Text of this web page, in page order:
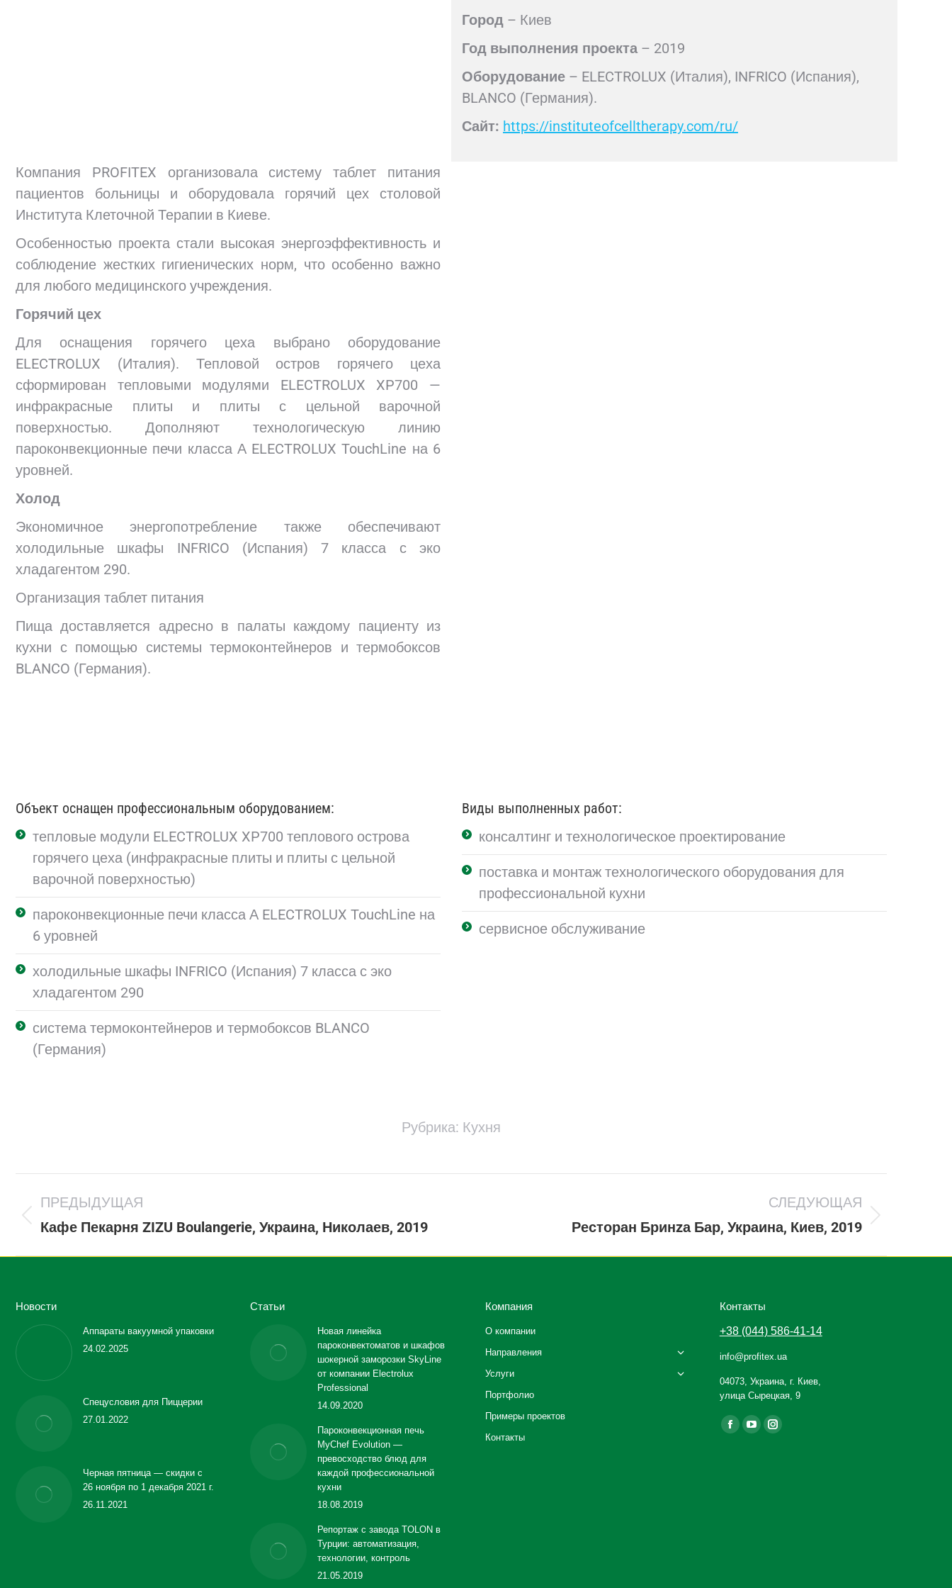
Город – Киев
Год выполнения проекта – 2019
Оборудование – ELECTROLUX (Италия), INFRICO (Испания),
BLANCO (Германия).
Сайт: https://instituteofcelltherapy.com/ru/
Компания PROFITEX организовала систему таблет питания
пациентов больницы и оборудовала горячий цех столовой
Института Клеточной Терапии в Киеве.
Особенностью проекта стали высокая энергоэффективность и
соблюдение жестких гигиенических норм, что особенно важно
для любого медицинского учреждения.
Горячий цех
Для оснащения горячего цеха выбрано оборудование
ELECTROLUX (Италия). Тепловой остров горячего цеха
сформирован тепловыми модулями ELECTROLUX XP700 —
инфракрасные плиты и плиты с цельной варочной
поверхностью. Дополняют технологическую линию
пароконвекционные печи класса А ELECTROLUX TouchLine на 6
уровней.
Холод
Экономичное энергопотребление также обеспечивают
холодильные шкафы INFRICO (Испания) 7 класса с эко
хладагентом 290.
Организация таблет питания
Пища доставляется адресно в палаты каждому пациенту из
кухни с помощью системы термоконтейнеров и термобоксов
BLANCO (Германия).
Объект оснащен профессиональным оборудованием:
тепловые модули ELECTROLUX XP700 теплового острова
горячего цеха (инфракрасные плиты и плиты с цельной
варочной поверхностью)
пароконвекционные печи класса А ELECTROLUX TouchLine на
6 уровней
холодильные шкафы INFRICO (Испания) 7 класса с эко
хладагентом 290
система термоконтейнеров и термобоксов BLANCO
(Германия)
Виды выполненных работ:
консалтинг и технологическое проектирование
поставка и монтаж технологического оборудования для
профессиональной кухни
сервисное обслуживание
Рубрика: Кухня
navigation
ПРЕДЫДУЩАЯ
Previous
Кафе Пекарня ZIZU Boulangerie, Украина, Николаев, 2019
СЛЕДУЮЩАЯ
Ресторан Бринzа Бар, Украина, Киев, 2019
Новости
Аппараты вакуумной упаковки
24.02.2025
Спецусловия для Пиццерии
27.01.2022
Черная пятница — скидки с
26 ноября по 1 декабря 2021 г.
26.11.2021
Статьи
Новая линейка
пароконвектоматов и шкафов
шокерной заморозки SkyLine
от компании Electrolux
Professional
14.09.2020
Пароконвекционная печь
MyChef Evolution —
превосходство блюд для
каждой профессиональной
кухни
18.08.2019
Репортаж с завода TOLON в
Турции: автоматизация,
технологии, контроль
21.05.2019
Компания
О компании
Направления
Услуги
Портфолио
Примеры проектов
Контакты
Контакты
+38 (044) 586-41-14
info@profitex.ua
04073, Украина, г. Киев,
улица Сырецкая, 9
Ищите нас:
Facebook
YouTubeInstagram